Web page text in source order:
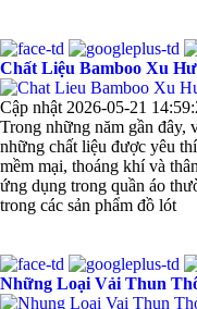
Chất Liệu Bamboo Xu
Cập nhật 2026-05-21
Trong những năm gần đây,
những chất liệu được yêu
mềm mại, thoáng khí và
ứng dụng trong quần áo
trong các sản phẩm đồ lót
Những Loại Vải Thun